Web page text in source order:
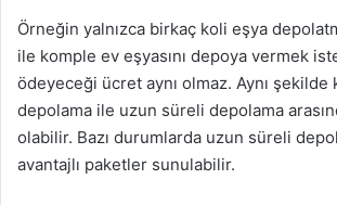
Örneğin yalnızca birkaç koli eşya
ile komple ev eşyasını depoya vermek
ödeyeceği ücret aynı olmaz. Aynı şekilde
depolama ile uzun süreli depolama
olabilir. Bazı durumlarda uzun süreli
avantajlı paketler sunulabilir.